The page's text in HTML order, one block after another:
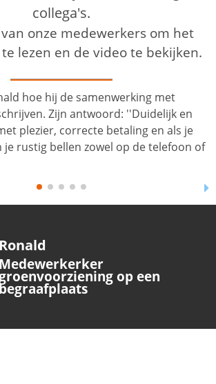
collega's.
onze medewerkers om het
lezen en de video te bekijken.
Ronald
Medewerkerker
op een